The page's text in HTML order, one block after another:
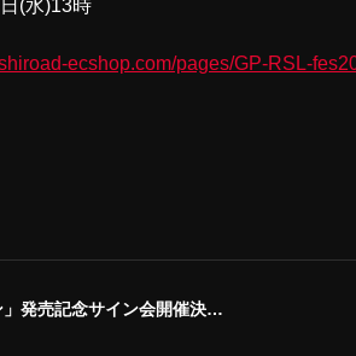
(水)13時
ecshop.com/pages/GP-RSL-
売記念サイン会開催決定！